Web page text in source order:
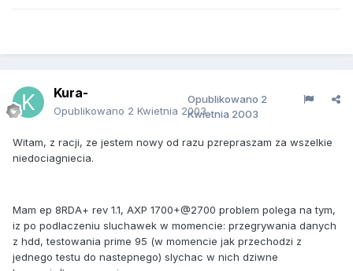
Kura-
Opublikowano 2 Kwietnia 2003
Opublikowano 2
Kwietnia 2003
Witam, z racji, ze jestem nowy od razu pzrepraszam za wszelkie
niedociagniecia.
Mam ep 8RDA+ rev 1.1, AXP 1700+@2700 problem polega na tym,
iz po podlaczeniu sluchawek w momencie: przegrywania danych
z hdd, testowania prime 95 (w momencie jak przechodzi z
jednego testu do nastepnego) slychac w nich dziwne